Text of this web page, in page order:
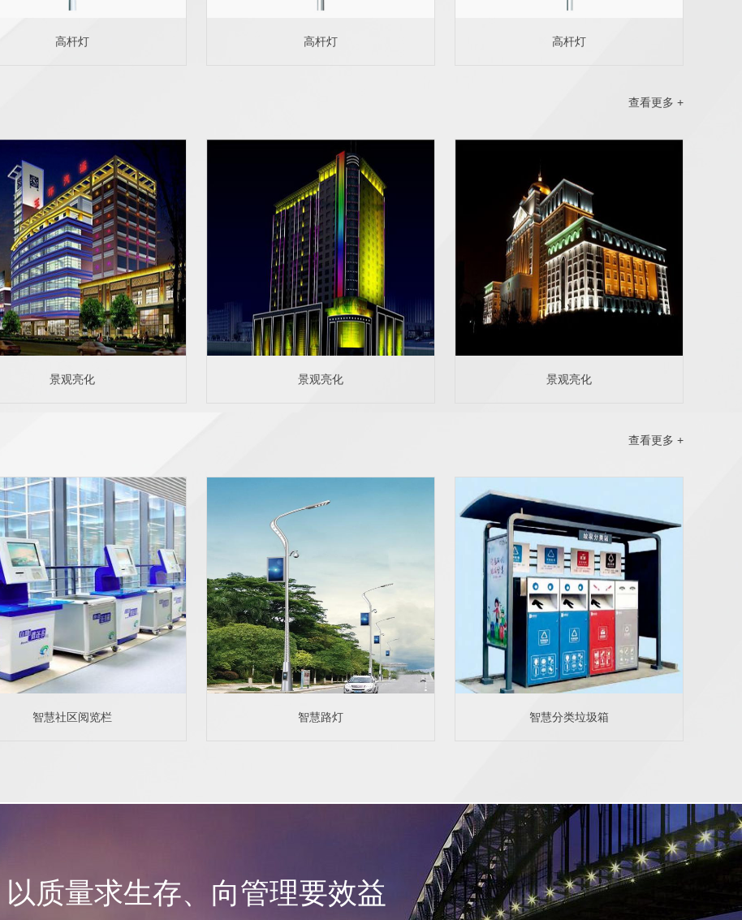
高杆灯 高杆灯 高杆灯
查看更多 +
景观亮化 景观亮化 景观亮化
查看更多 +
智慧社区阅览栏 智慧路灯 智慧分类垃圾箱
以质量求生存、向管理要效益